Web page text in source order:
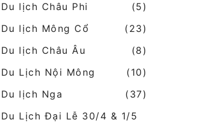
Du lịch Châu Phi
(5)
Du lịch Mông Cổ
(23)
Du lịch Châu Âu
(8)
Du Lịch Nội Mông
(10)
Du lịch Nga
(37)
Du Lịch Đại Lễ 30/4 & 1/5